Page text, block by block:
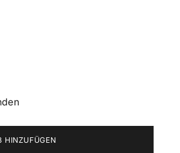
HINZUFÜGEN